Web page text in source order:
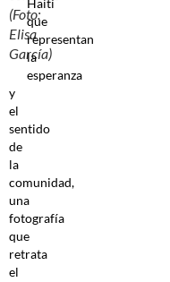
(Foto:
Elisa
García)
Haití
que
representan
la
esperanza
y
el
sentido
de
la
comunidad,
una
fotografía
que
retrata
el